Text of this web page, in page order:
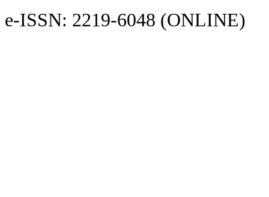
e-ISSN: 2219-6048 (ONLINE)